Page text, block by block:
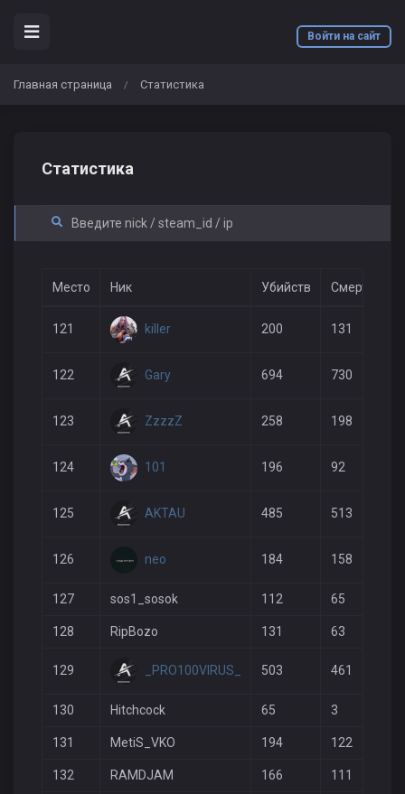
Войти на сайт
Главная страница / Статистика
Статистика
Место Ник Убийств Смертей
121 killer 200 131
122 Gary 694 730
123 ZzzzZ 258 198
124 101 196 92
125 AKTAU 485 513
126 neo 184 158
127 sos1_sosok 112 65
128 RipBozo 131 63
129 _PRO100VIRUS_ 503 461
130 Hitchcock 65 3
131 MetiS_VKO 194 122
132 RAMDJAM 166 111